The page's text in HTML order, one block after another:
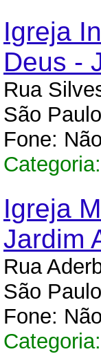
Igreja
Deus -
Rua
São
Fone:
Categoria:
Igreja
Jardim
Rua
São
Fone:
Categoria: